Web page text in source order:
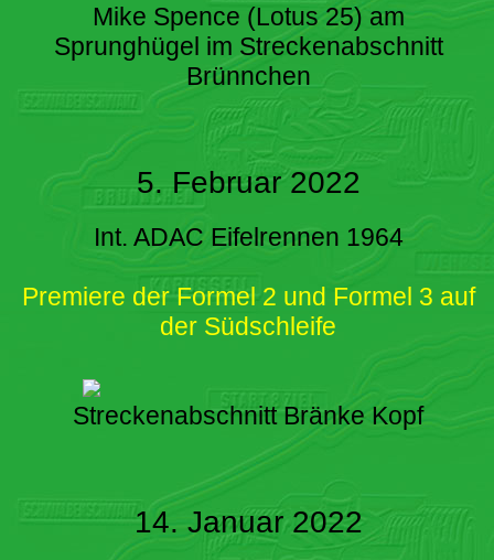
Mike Spence (Lotus 25) am
Sprunghügel im Streckenabschnitt
Brünnchen
5. Februar 2022
Int. ADAC Eifelrennen 1964
Premiere der Formel 2 und Formel 3 auf
der Südschleife
Streckenabschnitt Bränke Kopf
14. Januar 2022